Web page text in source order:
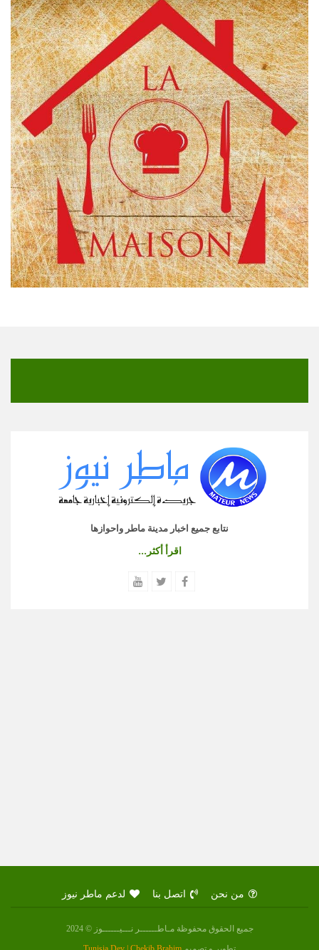
نتابع جميع اخبار مدينة ماطر واحوازها
اقرأ أكثر...
من نحن اتصل بنا لدعم ماطر نيوز
جميع الحقوق محفوظة مـاطــــــر نـــيــــــوز © 2024